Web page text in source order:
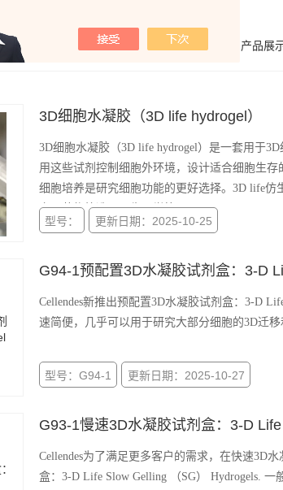
你的位置： 产品展
3D细胞水凝胶（3D life hydrogel）
3D细胞水凝胶（3D life hydrogel）是一套用于
用这些试剂控制细胞外环境，设计适合细胞生
细胞培养是研究细胞功能的更好选择。3D life
究，药物筛选、再生医学等。
型号： 更新日期：2025-10-25
G94-1预配置3D水凝胶试剂盒：3-D
Cellendes新推出预配置3D水凝胶试剂盒：3-D
速简便，几乎可以用于研究大部分细胞的3D迁
型号：G94-1 更新日期：2025-10-27
G93-1慢速3D水凝胶试剂盒：3-D
Cellendes为了满足更多客户的需求，在快速3D
盒：3-D Life Slow Gelling （SG） Hydrogels.